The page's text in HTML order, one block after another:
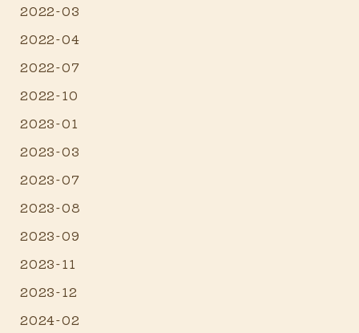
2022-03
2022-04
2022-07
2022-10
2023-01
2023-03
2023-07
2023-08
2023-09
2023-11
2023-12
2024-02